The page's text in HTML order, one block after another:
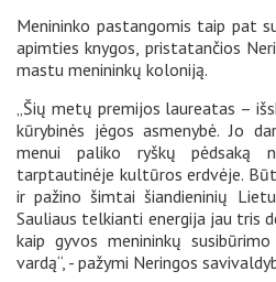
Menininko pastangomis taip pat
apimties knygos, pristatančios
mastu menininkų koloniją.
„Šių metų premijos laureatas –
kūrybinės jėgos asmenybė. Jo
menui paliko ryškų
tarptautinėje kultūros erdvėje.
ir pažino šimtai šiandieninių
Sauliaus telkianti energija jau tris
kaip gyvos menininkų
vardą“, - pažymi Neringos